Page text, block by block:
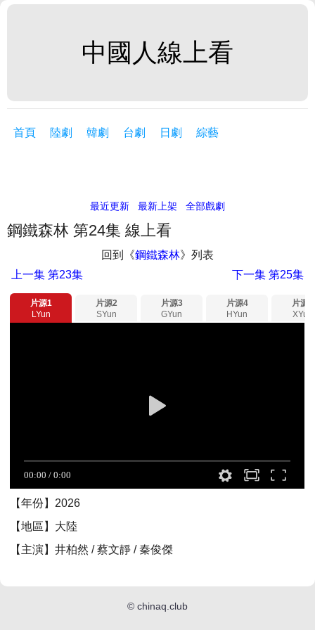
中國人線上看
首頁 陸劇 韓劇 台劇 日劇 綜藝
最近更新 最新上架 全部戲劇
鋼鐵森林 第24集 線上看
回到《鋼鐵森林》列表
上一集 第23集 下一集第25集
片源1
LYun
片源2
SYun
片源3
GYun
片源4
HYun
片源5
XYun
【年份】2026
【地區】大陸
【主演】井柏然 / 蔡文靜 / 秦俊傑
© chinaq.club